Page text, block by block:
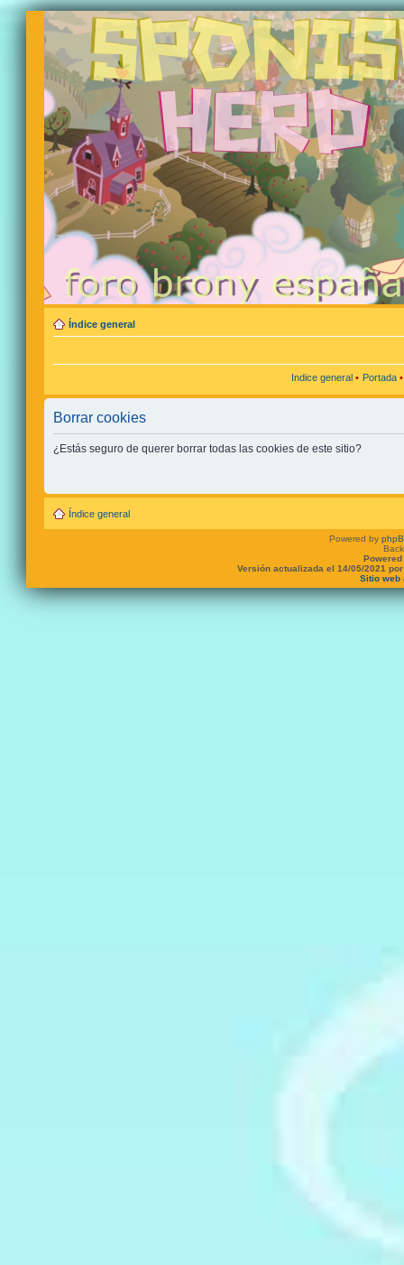
Índice general
Indice general • Portada
Borrar cookies
¿Estás seguro de querer borrar todas las cookies de este sitio?
Índice general
Powered by
Versión actualizada el 14/05/2021
Sitio web